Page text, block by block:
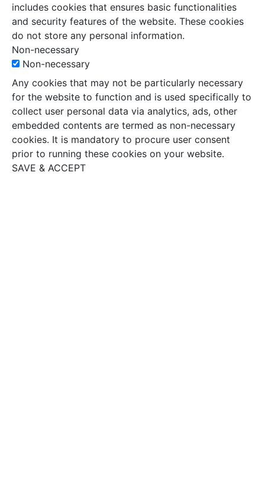
includes cookies that ensures basic functionalities
and security features of the website. These cookies
do not store any personal information.
Non-necessary
Non-necessary
Any cookies that may not be particularly necessary
for the website to function and is used specifically to
collect user personal data via analytics, ads, other
embedded contents are termed as non-necessary
cookies. It is mandatory to procure user consent
prior to running these cookies on your website.
SAVE & ACCEPT